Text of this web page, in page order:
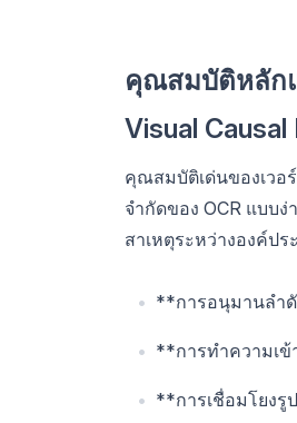
คุณสมบัติหลัก
Visual Causal
คุณสมบัติเด่นของเวอ
จำกัดของ OCR แบบ
สาเหตุระหว่างองค์ป
**การอนุมานลำ
**การทำความเข้
**การเชื่อมโยงรู